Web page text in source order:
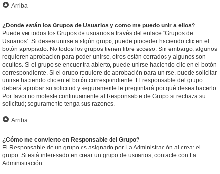
Arriba
¿Donde están los Grupos de Usuarios y como me puedo unir a ellos?
Puede ver todos los Grupos de usuarios a través del enlace "Grupos de
Usuarios". Si desea unirse a algún grupo, puede proceder haciendo clic en el
botón apropiado. No todos los grupos tienen libre acceso. Sin embargo, algunos
requieren aprobación para poder unirse, otros están cerrados y algunos son
ocultos. Si el grupo se encuentra abierto, puede unirse haciendo clic en el botón
correspondiente. Si el grupo requiere de aprobación para unirse, puede solicitar
unirse haciendo clic en el botón correspondiente. El responsable del grupo
deberá aprobar su solicitud y seguramente le preguntará por qué desea hacerlo.
Por favor no moleste continuamente al Responsable de Grupo si rechaza su
solicitud; seguramente tenga sus razones.
Arriba
¿Cómo me convierto en Responsable del Grupo?
El Responsable de un grupo es asignado por La Administración al crear el
grupo. Si está interesado en crear un grupo de usuarios, contacte con La
Administración.